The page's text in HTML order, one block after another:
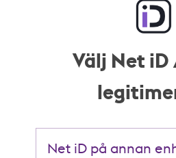
Välj Net iD
Net iD på annan